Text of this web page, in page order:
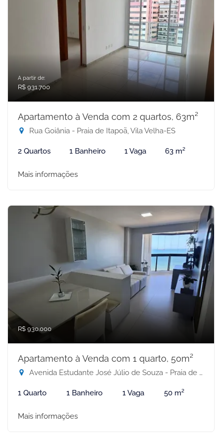
A partir de:
R$ 931.700
Apartamento à Venda com 2 quartos, 63m²
Rua Goiânia - Praia de Itapoã, Vila Velha-ES
2 Quartos 1 Banheiro 1 Vaga 63 m²
Mais informações
R$ 930.000
Apartamento à Venda com 1 quarto, 50m²
Avenida Estudante José Júlio de Souza - Praia de Itaparica, Vila Velha-ES
1 Quarto 1 Banheiro 1 Vaga 50 m²
Mais informações